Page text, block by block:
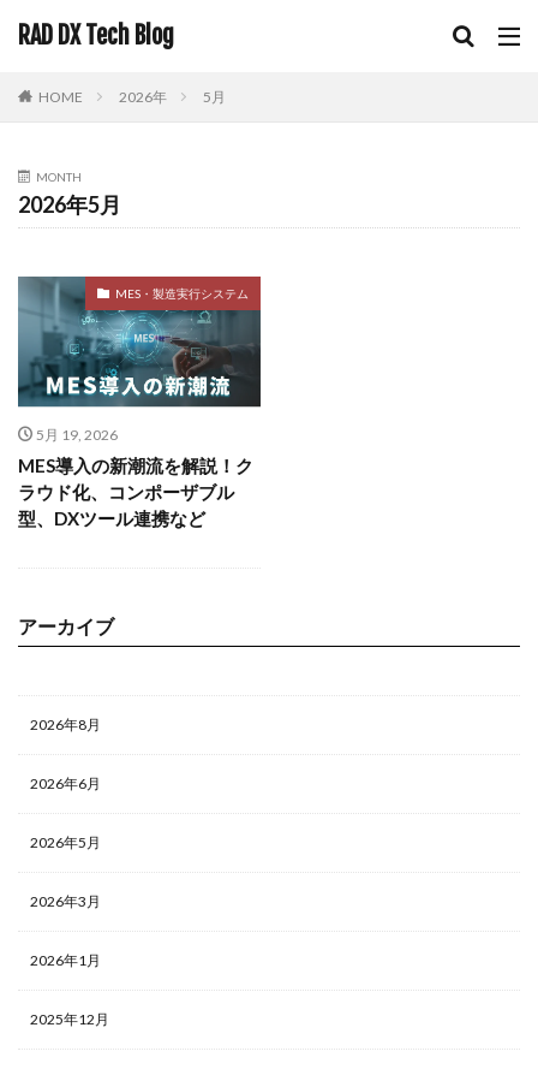
RAD DX Tech Blog
HOME 2026年 5月
MONTH
2026年5月
MES・製造実行システム
5月 19, 2026
MES導入の新潮流を解説！ク
ラウド化、コンポーザブル
型、DXツール連携など
アーカイブ
2026年8月
2026年6月
2026年5月
2026年3月
2026年1月
2025年12月